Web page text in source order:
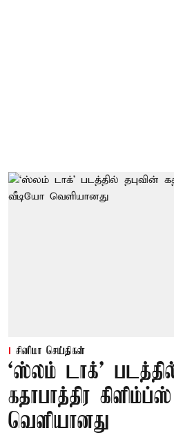
சினிமா செய்திகள்
‘ஸ்லம் டாக்’
கதாபாத்திர
வெளியானது